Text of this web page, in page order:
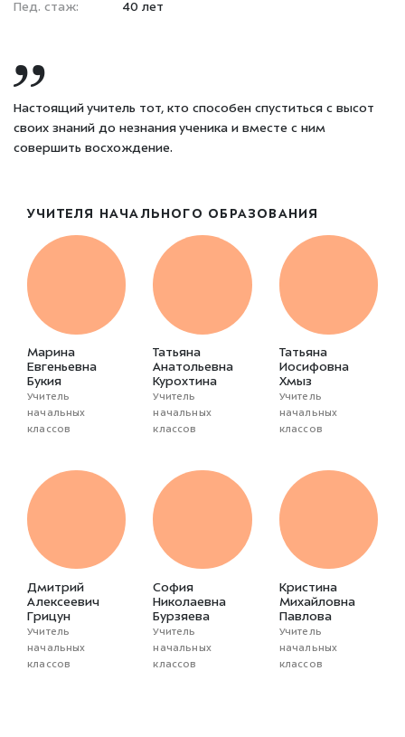
Пед. стаж: 40 лет
Настоящий учитель тот, кто способен спуститься с высот
своих знаний до незнания ученика и вместе с ним
совершить восхождение.
УЧИТЕЛЯ НАЧАЛЬНОГО ОБРАЗОВАНИЯ
Марина
Евгеньевна
Букия
Учитель
начальных
классов
Татьяна
Анатольевна
Курохтина
Учитель
начальных
классов
Татьяна
Иосифовна
Хмыз
Учитель
начальных
классов
Дмитрий
Алексеевич
Грицун
Учитель
начальных
классов
София
Николаевна
Бурзяева
Учитель
начальных
классов
Кристина
Михайловна
Павлова
Учитель
начальных
классов